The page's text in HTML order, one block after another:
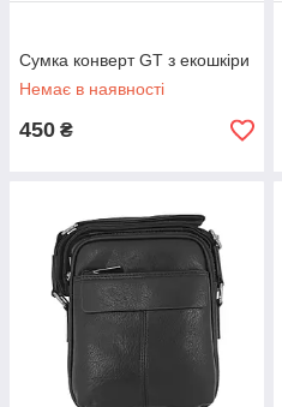
Сумка конверт GT з екошкіри
Немає в наявності
450 ₴